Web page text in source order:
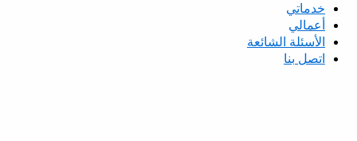
خدماتي
أعمالي
الأسئلة الشائعة
اتصل بنا